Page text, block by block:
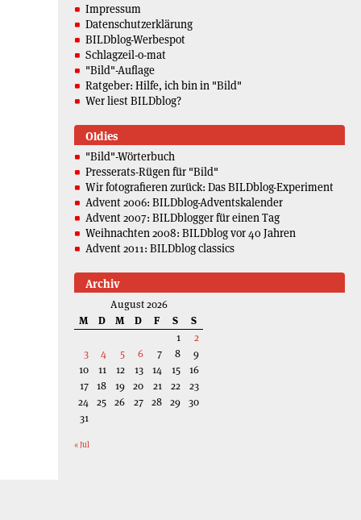
Impressum
Datenschutzerklärung
BILDblog-Werbespot
Schlagzeil-o-mat
"Bild"-Auflage
Ratgeber: Hilfe, ich bin in "Bild"
Wer liest BILDblog?
Oldies
"Bild"-Wörterbuch
Presserats-Rügen für "Bild"
Wir fotografieren zurück: Das BILDblog-Experiment
Advent 2006: BILDblog-Adventskalender
Advent 2007: BILDblogger für einen Tag
Weihnachten 2008: BILDblog vor 40 Jahren
Advent 2011: BILDblog classics
Archiv
August 2026
M
D M D F S
S
1
2
3
4 5 6 7 8
9
10
11 12 13 14 15
16
17 18 19 20 21 22
23
24 25 26 27 28 29 30
31
« Jul